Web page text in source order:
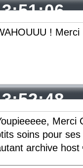
!
Merci
soins pour
archive host